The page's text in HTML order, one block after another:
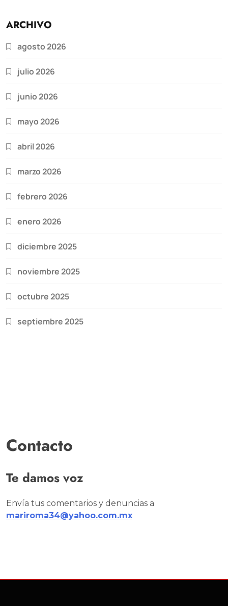
ARCHIVO
agosto 2026
julio 2026
junio 2026
mayo 2026
abril 2026
marzo 2026
febrero 2026
enero 2026
diciembre 2025
noviembre 2025
octubre 2025
septiembre 2025
Contacto
Te damos voz
Envía tus comentarios y denuncias a
mariroma34@yahoo.com.mx